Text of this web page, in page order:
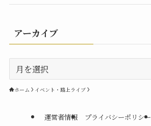
アーカイブ
ー
カホーム イベント・路上ライブ
運営者情報 プライバシーポリシー